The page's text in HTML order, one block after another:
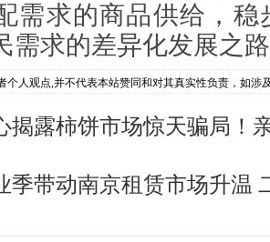
需求的商品供给，稳
需求的差异化发展之
个人观点,并不代表本站赞同和对其真实性负责，如涉
揭露柿饼市场惊天骗局！
季带动南京租赁市场升温